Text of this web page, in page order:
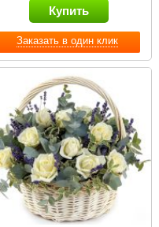
Заказать в один клик
Купить